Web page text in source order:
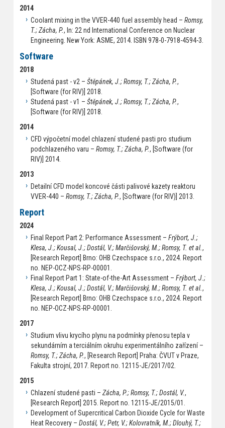
2014
Coolant mixing in the VVER-440 fuel assembly head – Romsy,
T.; Zácha, P., In: 22 nd International Conference on Nuclear
Engineering. New York: ASME, 2014. ISBN 978-0-7918-4594-3.
Software
2018
Studená past - v2 – Štěpánek, J.; Romsy, T.; Zácha, P.,
[Software (for RIV)] 2018.
Studená past - v1 – Štěpánek, J.; Romsy, T.; Zácha, P.,
[Software (for RIV)] 2018.
2014
CFD výpočetní model chlazení studené pasti pro studium
podchlazeného varu – Romsy, T.; Zácha, P., [Software (for
RIV)] 2014.
2013
Detailní CFD model koncové části palivové kazety reaktoru
VVER-440 – Romsy, T.; Zácha, P., [Software (for RIV)] 2013.
Report
2024
Final Report Part 2: Performance Assessment – Frýbort, J.;
Klesa, J.; Kousal, J.; Dostál, V.; Marčišovský, M.; Romsy, T. et al.,
[Research Report] Brno: OHB Czechspace s.r.o., 2024. Report
no. NEP-OCZ-NPS-RP-00001.
Final Report Part 1: State-of-the-Art Assessment – Frýbort, J.;
Klesa, J.; Kousal, J.; Dostál, V.; Marčišovský, M.; Romsy, T. et al.,
[Research Report] Brno: OHB Czechspace s.r.o., 2024. Report
no. NEP-OCZ-NPS-RP-00001.
2017
Studium vlivu krycího plynu na podmínky přenosu tepla v
sekundárním a terciálním okruhu experimentálního zařízení –
Romsy, T.; Zácha, P., [Research Report] Praha: ČVUT v Praze,
Fakulta strojní, 2017. Report no. 12115-JE/2017/02.
2015
Chlazení studené pasti – Zácha, P.; Romsy, T.; Dostál, V.,
[Research Report] 2015. Report no. 12115-JE/2015/01.
Development of Supercritical Carbon Dioxide Cycle for Waste
Heat Recovery – Dostál, V.; Petr, V.; Kolovratník, M.; Dlouhý, T.;